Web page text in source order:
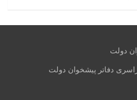
دولت
دفاتر پیشخوان دولت